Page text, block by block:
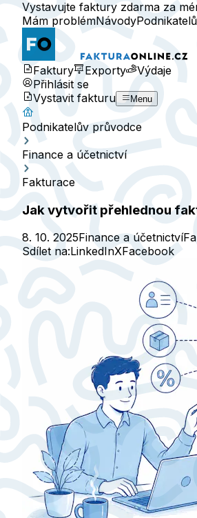
Vystavujte faktury zdarma za
Mám problémNávody
Faktury Exporty
Výdaje
Přihlásit se
Vystavit fakturu
Menu
Podnikatelův průvodce
Finance a účetnictví
Fakturace
Jak vytvořit přehlednou
8. 10. 2025Finance a účetnictví
Sdílet na:LinkedInXFacebook